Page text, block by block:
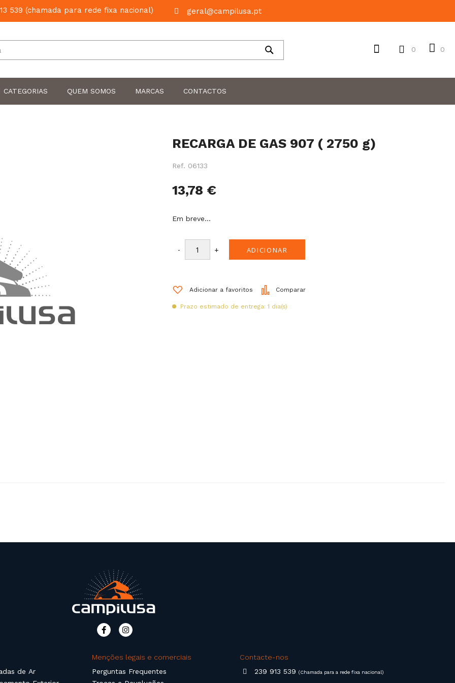
539 (chamada para rede fixa nacional) geral@campilusa.pt
Pesquisar Pesquisar
0 0
CATEGORIAS QUEM SOMOS MARCAS CONTACTOS
RECARGA DE GAS 907 ( 2750 g)
Ref. 06133
13,78 €
Em breve…
- + ADICIONAR
Adicionar a favoritos Comparar
Prazo estimado de entrega: 1 dia(s)
de Ar
Menções legais e comerciais
Perguntas Frequentes
Contacte-nos
239 913 539(Chamada para a rede fixa nacional)